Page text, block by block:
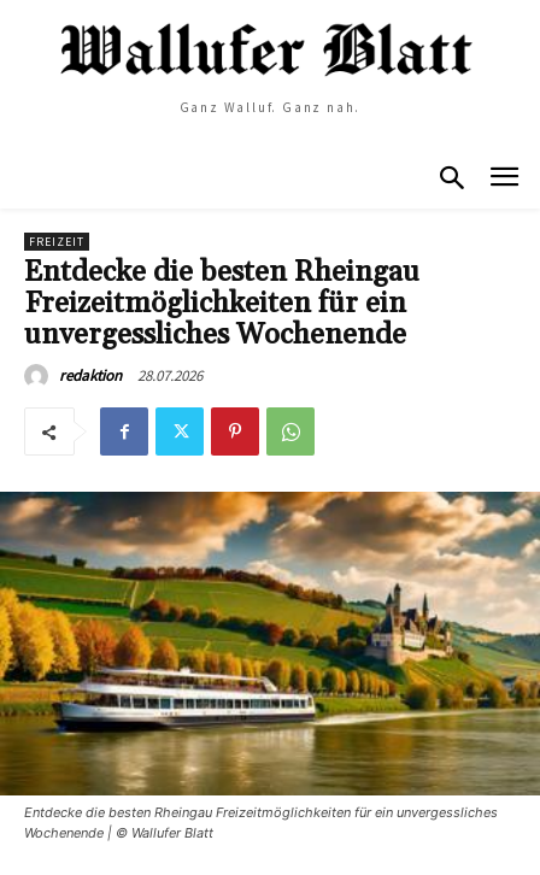
Ganz Walluf. Ganz nah.
FREIZEIT
Entdecke die besten Rheingau
Freizeitmöglichkeiten für ein
unvergessliches Wochenende
redaktion 28.07.2026
Entdecke die besten Rheingau Freizeitmöglichkeiten für ein unvergessliches
Wochenende | © Wallufer Blatt